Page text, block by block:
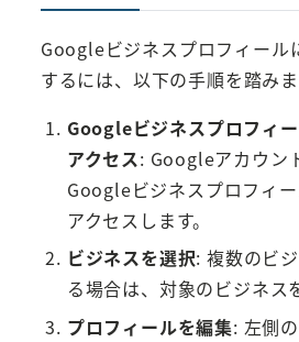
Googleビジネスプロフィール
するには、以下の手順を踏みま
Googleビジネスプロフィ
アクセス: Googleアカウン
Googleビジネスプロフィ
アクセスします。
ビジネスを選択: 複数のビ
る場合は、対象のビジネス
プロフィールを編集: 左側